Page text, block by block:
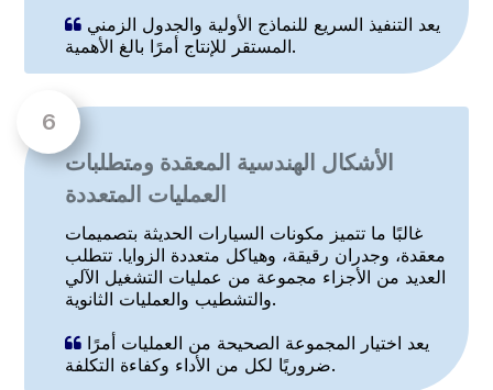
 يعد التنفيذ السريع للنماذج الأولية والجدول الزمني
المستقر للإنتاج أمرًا بالغ الأهمية.
الأشكال الهندسية المعقدة ومتطلبات
العمليات المتعددة
غالبًا ما تتميز مكونات السيارات الحديثة بتصميمات
معقدة، وجدران رقيقة، وهياكل متعددة الزوايا. تتطلب
العديد من الأجزاء مجموعة من عمليات التشغيل الآلي
والتشطيب والعمليات الثانوية.
 يعد اختيار المجموعة الصحيحة من العمليات أمرًا
ضروريًا لكل من الأداء وكفاءة التكلفة.